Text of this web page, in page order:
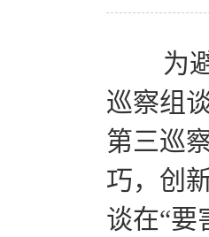
为避
巡察组
第三巡
巧，创
谈在“要